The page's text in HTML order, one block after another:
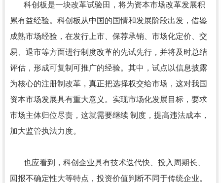
科创板是一块改革试验田，将为资本市场改革发展积
累有益经验。科创板从中国的国情和发展阶段出发，借鉴
成熟市场经验，在发行上市、保荐承销、市场化定价、交
易、退市等方面进行制度改革的先试先行，并将及时总结
评估，形成可复制可推广的经验。其中，试点以信息披露
为核心的注册制改革，真正把选择权交给市场，这对我国
资本市场发展具有重大意义。实现市场化发展目标，要求
市场主体归位尽责，这就需要继续 制度，提高违法成本，
加大监管执法力度。
也应看到，科创企业具有技术迭代快、投入周期长、
回报不确定性大等特点，投资价值判断不同于传统企业。